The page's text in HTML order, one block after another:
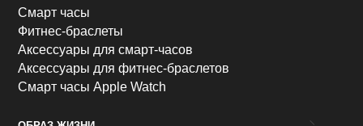
Смарт часы
Фитнес-браслеты
Аксессуары для смарт-часов
Аксессуары для фитнес-браслетов
Смарт часы Apple Watch